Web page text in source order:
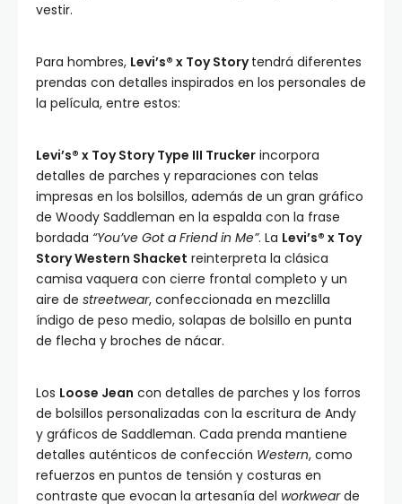
vestir.
Para hombres, Levi’s® x Toy Storytendrá diferentes
prendas con detalles inspirados en los personales de
la película, entre estos:
Levi’s® x Toy Story Type III Trucker incorpora
detalles de parches y reparaciones con telas
impresas en los bolsillos, además de un gran gráfico
de Woody Saddleman en la espalda con la frase
bordada “You’ve Got a Friend in Me”. La Levi’s® x Toy
Story Western Shacket reinterpreta la clásica
camisa vaquera con cierre frontal completo y un
aire de streetwear, confeccionada en mezclilla
índigo de peso medio, solapas de bolsillo en punta
de flecha y broches de nácar.
Los Loose Jean con detalles de parches y los forros
de bolsillos personalizadas con la escritura de Andy
y gráficos de Saddleman. Cada prenda mantiene
detalles auténticos de confección Western, como
refuerzos en puntos de tensión y costuras en
contraste que evocan la artesanía del workwearde